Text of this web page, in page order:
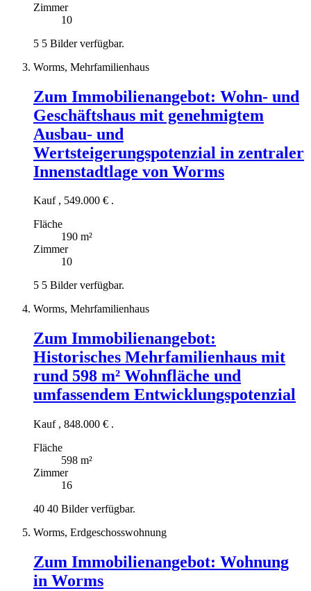
Zimmer
10
5 5 Bilder verfügbar.
Worms, Mehrfamilienhaus
Zum Immobilienangebot: Wohn- und
Geschäftshaus mit genehmigtem
Ausbau- und
Wertsteigerungspotenzial in zentraler
Innenstadtlage von Worms
Kauf , 549.000 € .
Fläche
190 m²
Zimmer
10
5 5 Bilder verfügbar.
Worms, Mehrfamilienhaus
Zum Immobilienangebot:
Historisches Mehrfamilienhaus mit
rund 598 m² Wohnfläche und
umfassendem Entwicklungspotenzial
Kauf , 848.000 € .
Fläche
598 m²
Zimmer
16
40 40 Bilder verfügbar.
Worms, Erdgeschosswohnung
Zum Immobilienangebot: Wohnung
in Worms